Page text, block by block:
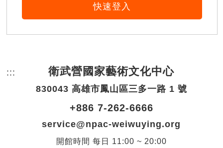
快速登入
::: 頁尾網站資訊。
衛武營國家藝術文化中心
830043 高雄市鳳山區三多一路 1 號
+886 7-262-6666
service@npac-weiwuying.org
開館時間 每日
11:00 ~ 20:00